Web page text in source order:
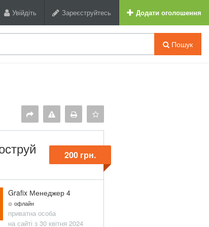
Увійдіть Зареєструйтесь Додати оголошення
Пошук
200 грн.
Grafix Менеджер 4
офлайн
приватна особа
на сайті з 30 квітня 2024